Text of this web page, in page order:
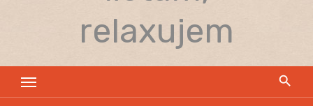
relaxujem